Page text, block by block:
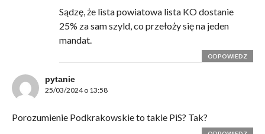
Sądzę, że lista powiatowa lista KO dostanie
25% za sam szyld, co przełoży się na jeden
mandat.
ODPOWIEDZ
pytanie
25/03/2024 o 13:58
Porozumienie Podkrakowskie to takie PiS? Tak?